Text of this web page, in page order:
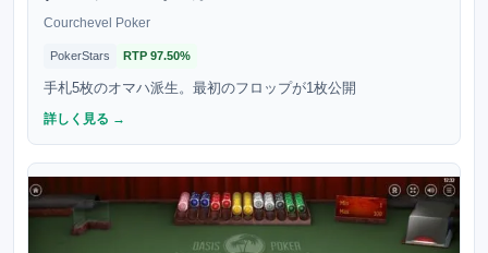
Courchevel Poker
PokerStars RTP 97.50%
手札5枚のオマハ派生。最初のフロップが1枚公開
詳しく見る →